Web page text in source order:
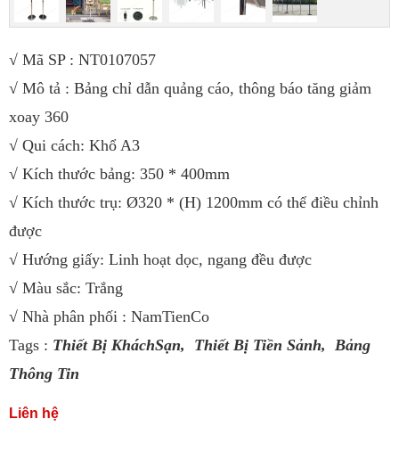
√ Mã SP : NT0107057
√ Mô tả : Bảng chỉ dẫn quảng cáo, thông báo tăng giảm
xoay 360
√ Qui cách: Khổ A3
√ Kích thước bảng: 350 * 400mm
√ Kích thước trụ: Ø320 * (H) 1200mm có thể điều chỉnh
được
√ Hướng giấy: Linh hoạt dọc, ngang đều được
√ Màu sắc: Trắng
√ Nhà phân phối : NamTienCo
Tags : Thiết Bị KháchSạn, Thiết Bị Tiền Sảnh, Bảng
Thông Tin
Liên hệ